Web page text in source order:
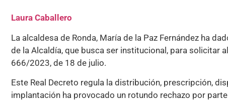
Laura Caballero
La alcaldesa de Ronda, María de la Paz Fernández ha
de la Alcaldía, que busca ser institucional, para solicitar
666/2023, de 18 de julio.
Este Real Decreto regula la distribución, prescripción,
implantación ha provocado un rotundo rechazo por